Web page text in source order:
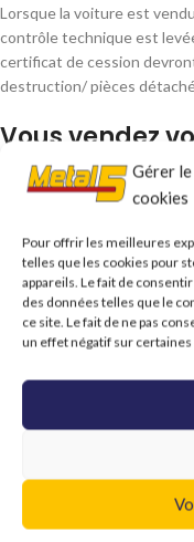
Gérer
cookies
Pour offrir les meilleures
telles que les cookies pour
appareils. Le fait de
des données telles que le
ce site. Le fait de ne pas
un effet négatif sur
Lorsque la voiture est
contrôle technique est
certificat de cession
destruction/ pièces
Vous vendez
professionnel :
Lorsque le véhicule est
le professionnel avant la
Vous souhaitez en
Découvrez notre
Découvrez notre